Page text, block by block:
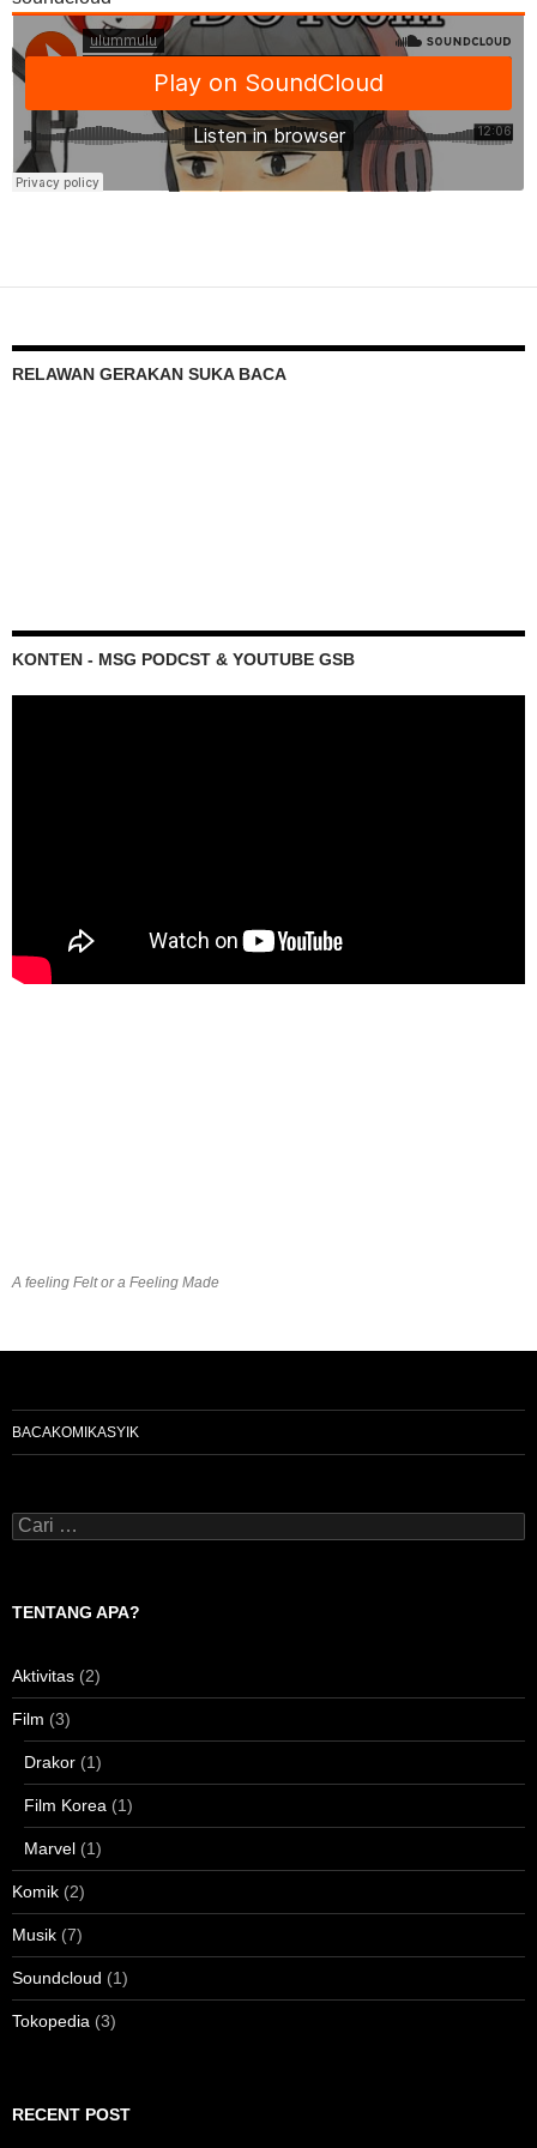
RELAWAN GERAKAN SUKA BACA
KONTEN - MSG PODCST & YOUTUBE GSB
A feeling Felt or a Feeling Made
BACAKOMIKASYIK
Cari
untuk:
TENTANG APA?
Aktivitas (2)
Film (3)
Drakor (1)
Film Korea (1)
Marvel (1)
Komik (2)
Musik (7)
Soundcloud (1)
Tokopedia (3)
RECENT POST